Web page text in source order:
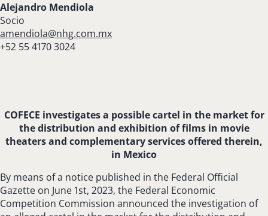
Alejandro Mendiola
Socio
amendiola@nhg.com.mx
+52 55 4170 3024
COFECE investigates a possible cartel in the market for
the distribution and exhibition of films in movie
theaters and complementary services offered therein,
in Mexico
By means of a notice published in the Federal Official
Gazette on June 1st, 2023, the Federal Economic
Competition Commission announced the investigation of